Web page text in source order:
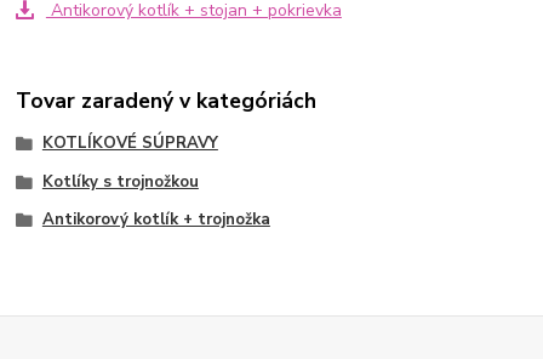
Antikorový kotlík + stojan + pokrievka
Tovar zaradený v kategóriách
KOTLÍKOVÉ SÚPRAVY
Kotlíky s trojnožkou
Antikorový kotlík + trojnožka